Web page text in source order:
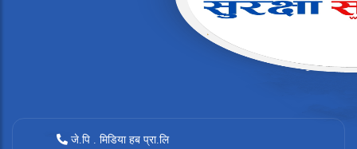
जे.पि . मिडिया हब प्रा.लि